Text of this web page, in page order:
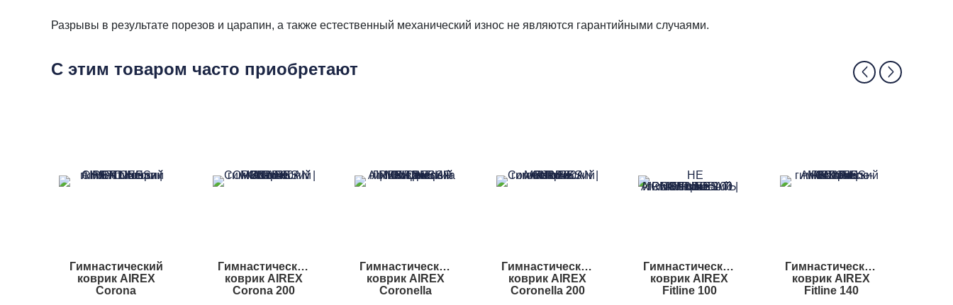
Разрывы в результате порезов и царапин, а также естественный механический износ не являются гарантийными случаями.
С этим товаром часто приобретают
Гимнастический
коврик AIREX
Corona
Гимнастический
коврик AIREX
Corona 200
Гимнастический
коврик AIREX
Coronella
Гимнастический
коврик AIREX
Coronella 200
Гимнастический
коврик AIREX
Fitline 100
Гимнастический
коврик AIREX
Fitline 140